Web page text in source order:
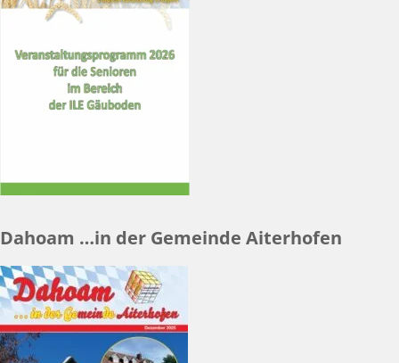
Dahoam …in der Gemeinde Aiterhofen